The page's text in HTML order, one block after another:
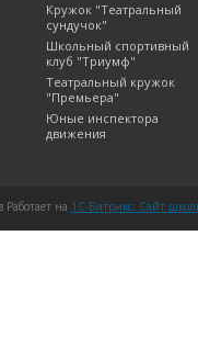
Кружок "Театральный
сундучок"
Школьный спортивный
клуб "Триумф"
Театральный кружок
"Премьера"
Юные инспектора
движения
на 1C-Битрикс: Сайт